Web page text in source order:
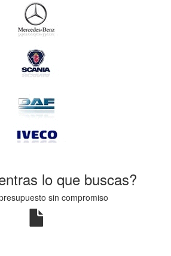
lo que buscas?
sin compromiso